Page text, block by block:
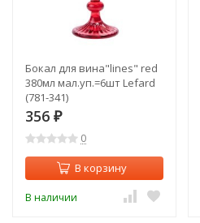
Бокал для вина"lines" red
380мл мал.уп.=6шт Lefard
(781-341)
356 ₽
0
В корзину
В наличии